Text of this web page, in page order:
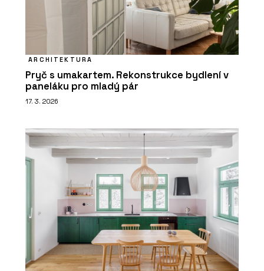
ARCHITEKTURA
Pryč s umakartem. Rekonstrukce bydlení v
paneláku pro mladý pár
17. 3. 2026